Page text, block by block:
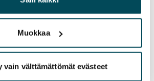
Muokkaa
vain välttämättömät evästeet